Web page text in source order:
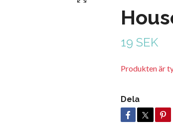
19 SEK
Produkten är
Dela